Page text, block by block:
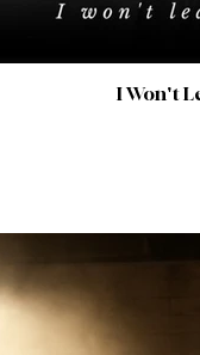
I Won't